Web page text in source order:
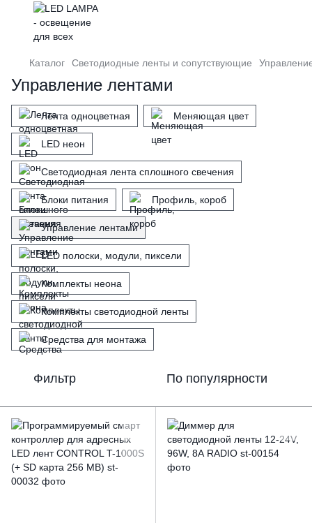
Каталог Светодиодные ленты и сопутствующие
Управление лентами
Лента одноцветная Меняющая цвет
LED неон
Светодиодная лента сплошного свечения
Блоки питания Профиль, короб
Управление лентами
LED полоски, модули, пиксели
Комплекты неона
Комплекты светодиодной ленты
Средства для монтажа
Фильтр По популярности